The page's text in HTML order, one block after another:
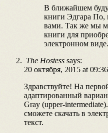
В ближайшем
книги Эдгара По,
вами. Так же мы
книги для
электронном виде.
The Hostess says:
20 октября, 2015 at 09:36
Здравствуйте! На
адаптированный
Gray (upper-
сможете скачать в
текст.